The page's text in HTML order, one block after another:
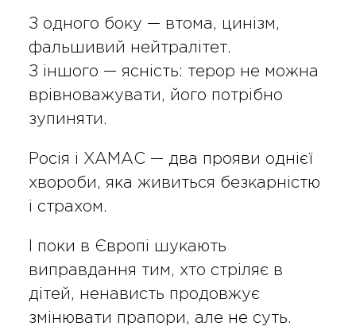
З одного боку — втома, цинізм,
фальшивий нейтралітет.
З іншого — ясність: терор не можна
врівноважувати, його потрібно
зупиняти.
Росія і ХАМАС — два прояви однієї
хвороби, яка живиться безкарністю
і страхом.
І поки в Європі шукають
виправдання тим, хто стріляє в
дітей, ненависть продовжує
змінювати прапори, але не суть.